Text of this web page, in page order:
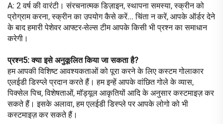
A: 2 वर्ष की वारंटी। संरचनात्मक डिज़ाइन, स्थापना समस्या, स्क्रीन को
प्रोग्राम करना, स्क्रीन का उपयोग कैसे करें... चिंता न करें, आपके ऑर्डर देने
के बाद हमारी पेशेवर आफ्टर-सेल्स टीम आपके किसी भी प्रश्न का समाधान
करेगी।
प्रश्न5: क्या इसे अनुकूलित किया जा सकता है?
हम आपकी विशिष्ट आवश्यकताओं को पूरा करने के लिए कस्टम गोलाकार
एलईडी डिस्प्ले प्रदान करते हैं। हम इन्हें आपके वांछित गोले के व्यास,
पिक्सेल पिच, विशेषताओं, मॉड्यूल आकृतियों आदि के अनुसार कस्टमाइज़ कर
सकते हैं। इसके अलावा, हम एलईडी डिस्प्ले पर आपके लोगो को भी
कस्टमाइज़ कर सकते हैं।